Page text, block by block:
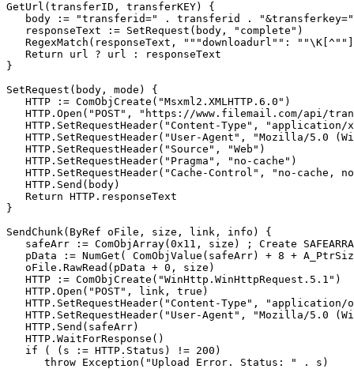
GetUrl(transferID, transferKEY) {
body := "transferid=" . transferid .
   responseText := SetRequest(body, "complete")
RegexMatch(responseText, """downloadurl"":
   Return url ? url : responseText
}
SetRequest(body, mode) {
   HTTP := ComObjCreate("Msxml2.XMLHTTP.6.0")
HTTP.Open("POST", "https://www.filemail.com/api/
HTTP.SetRequestHeader("Content-Type", "application/
HTTP.SetRequestHeader("User-Agent", "Mozilla/5.0
   HTTP.SetRequestHeader("Source", "Web")
   HTTP.SetRequestHeader("Pragma", "no-cache")
HTTP.SetRequestHeader("Cache-Control", "no-cache,
   HTTP.Send(body)
   Return HTTP.responseText
}
SendChunk(ByRef oFile, size, link, info) {
safeArr := ComObjArray(0x11, size) ; Create
pData := NumGet( ComObjValue(safeArr) + 8 +
   oFile.RawRead(pData + 0, size)
   HTTP := ComObjCreate("WinHttp.WinHttpRequest.5.1")
   HTTP.Open("POST", link, true)
HTTP.SetRequestHeader("Content-Type", "application/
HTTP.SetRequestHeader("User-Agent", "Mozilla/5.0
   HTTP.Send(safeArr)
   HTTP.WaitForResponse()
   if ( (s := HTTP.Status) != 200)
      throw Exception("Upload Error. Status: " . s)